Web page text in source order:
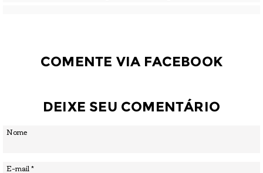
COMENTE VIA FACEBOOK
DEIXE SEU COMENTÁRIO